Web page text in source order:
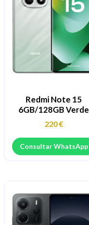
Redmi Note 15
6GB/128GB Verde
220€
Consultar WhatsApp